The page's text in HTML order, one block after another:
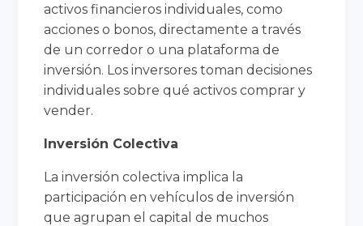
activos financieros individuales, como
acciones o bonos, directamente a través
de un corredor o una plataforma de
inversión. Los inversores toman decisiones
individuales sobre qué activos comprar y
vender.
Inversión Colectiva
La inversión colectiva implica la
participación en vehículos de inversión
que agrupan el capital de muchos